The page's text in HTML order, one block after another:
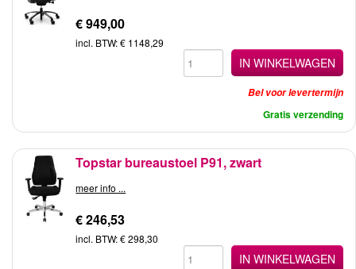
€ 949,00
incl. BTW: € 1148,29
IN WINKELWAGEN
Bel voor levertermijn
Gratis verzending
Topstar bureaustoel P91, zwart
meer info ...
€ 246,53
incl. BTW: € 298,30
IN WINKELWAGEN